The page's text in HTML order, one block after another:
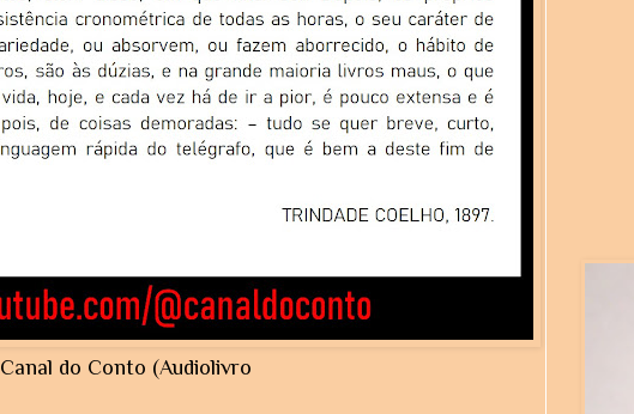
Canal do Conto (Audiolivro